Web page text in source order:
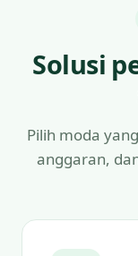
Solusi
Pilih moda
anggaran,